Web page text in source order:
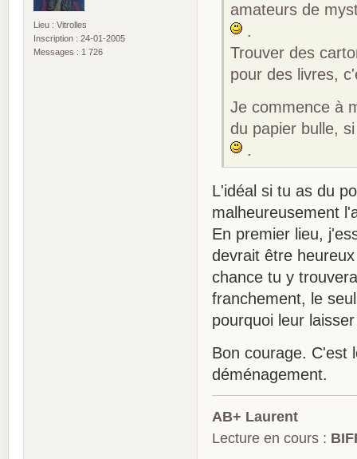
Lieu : Vitrolles
Inscription : 24-01-2005
Messages : 1 726
amateurs de
.
Trouver des
pour des livres,
Je commence à
du papier bulle,
.
L'idéal si tu as du
malheureusement
En premier lieu,
devrait être
chance tu y
franchement, le
pourquoi leur
Bon courage. C'est
déménagement.
AB+ Laurent
Lecture en cours :